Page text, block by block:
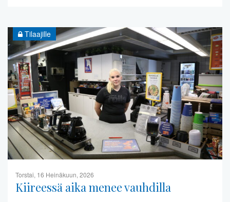
Tilaajille
Torstai, 16 Heinäkuun, 2026
Kiireessä aika menee vauhdilla